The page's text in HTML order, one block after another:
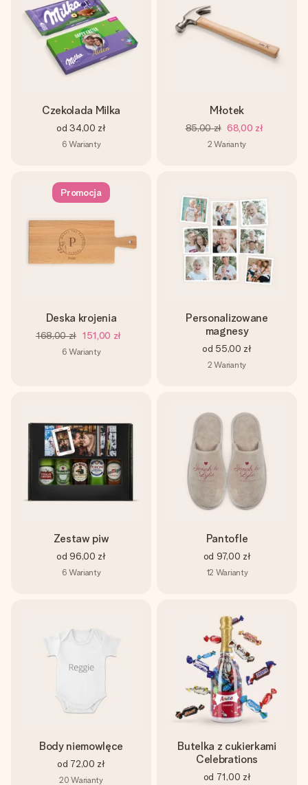
Czekolada Milka
od 34,00 zł
6 Warianty
Młotek
85,00 zł 68,00 zł
2 Warianty
Promocja
Deska krojenia
168,00 zł 151,00 zł
6 Warianty
Personalizowane
magnesy
od 55,00 zł
2 Warianty
Zestaw piw
od 96,00 zł
6 Warianty
Pantofle
od 97,00 zł
12 Warianty
Body niemowlęce
od 72,00 zł
20 Warianty
Butelka z cukierkami
Celebrations
od 71,00 zł